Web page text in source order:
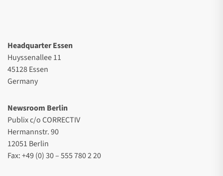
Headquarter Essen
Huyssenallee 11
45128 Essen
Germany
Newsroom Berlin
Publix c/o CORRECTIV
Hermannstr. 90
12051 Berlin
Fax: +49 (0) 30 – 555 780 2 20